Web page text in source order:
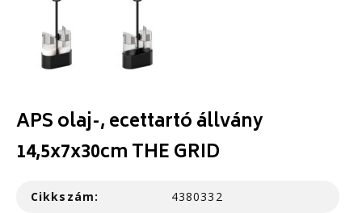
APS olaj-, ecettartó állvány
14,5x7x30cm THE GRID
Cikkszám: 4380332